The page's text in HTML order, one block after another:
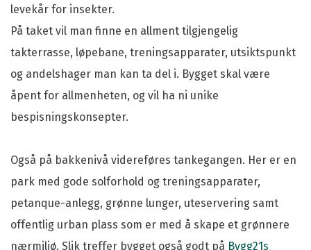
levekår for insekter.
På taket vil man finne en allment tilgjengelig
takterrasse, løpebane, treningsapparater, utsiktspunkt
og andelshager man kan ta del i. Bygget skal være
åpent for allmenheten, og vil ha ni unike
bespisningskonsepter.
Også på bakkenivå videreføres tankegangen. Her er en
park med gode solforhold og treningsapparater,
petanque-anlegg, grønne lunger, uteservering samt
offentlig urban plass som er med å skape et grønnere
nærmiljø. Slik treffer bygget også godt på Bygg21s